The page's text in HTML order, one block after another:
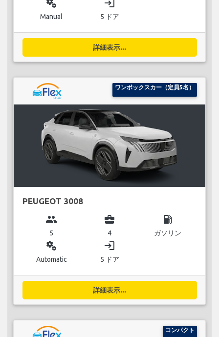
miscellaneous_services
Manual
login
5 ドア
詳細表示...
ワンボックスカー（定員5名）
PEUGEOT 3008
group
5
business_center
4
local_gas_station
ガソリン
miscellaneous_services
Automatic
login
5 ドア
詳細表示...
コンパクト